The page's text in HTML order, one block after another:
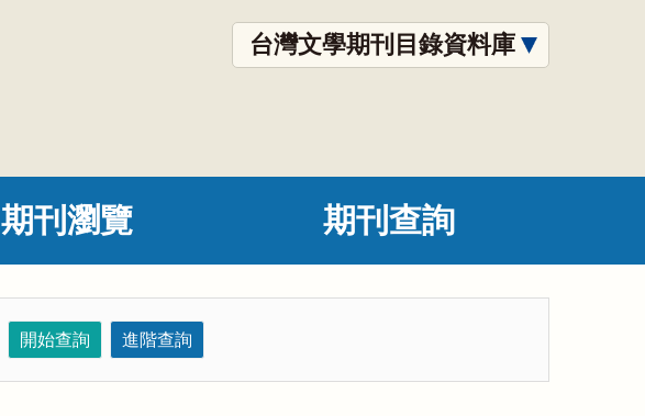
台灣文學期刊目錄資料庫
期刊瀏覽 期刊查詢
開始查詢 進階查詢